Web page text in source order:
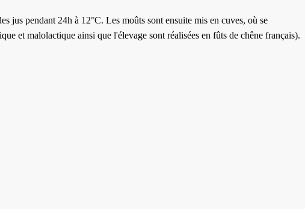
jus pendant 24h à 12°C. Les moûts sont ensuite mis en cuves, où se
et malolactique ainsi que l'élevage sont réalisées en fûts de chêne français).